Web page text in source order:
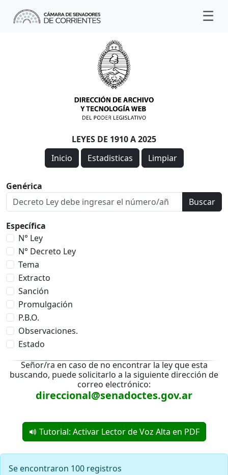
LEYES DE 1910 A 2025
Inicio
Estadisticas Limpiar
Genérica
Buscar
Específica
N° Ley
N° Decreto Ley
Tema
Extracto
Sanción
Promulgación
P.B.O.
Observaciones.
Estado
Señor/ra en caso de no encontrar la ley que esta
buscando, puede solicitarlo a la siguiente dirección de
correo electrónico:
direccional@senadoctes.gov.ar
Tutorial: Activar Lector de Voz Alta en PDF
Se encontraron 100 registros